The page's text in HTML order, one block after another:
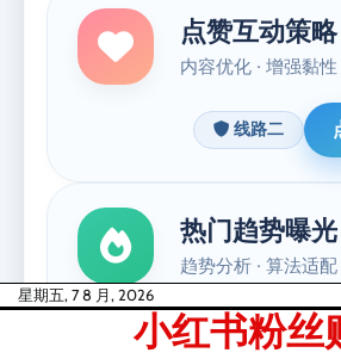
Skip星期五, 7 8 月, 2026
小红书粉丝